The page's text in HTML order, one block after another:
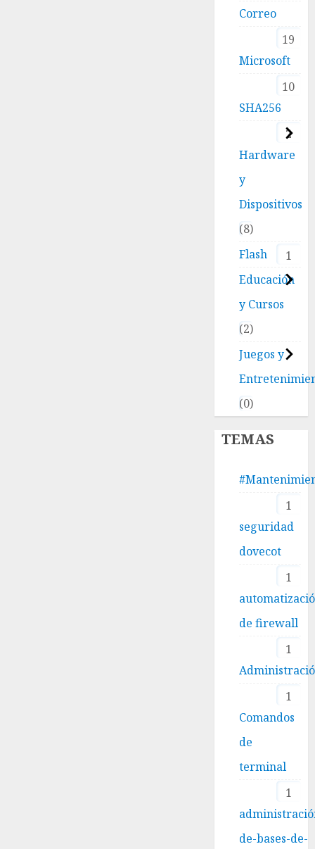
Correo
19
Microsoft
10
SHA256
2
Hardware
y
Dispositivos
8
Flash
1
Educación
y Cursos
2
Juegos y
0
TEMAS
1
seguridad
dovecot
1
de firewall
1
1
Comandos
de
terminal
1
de-bases-de-